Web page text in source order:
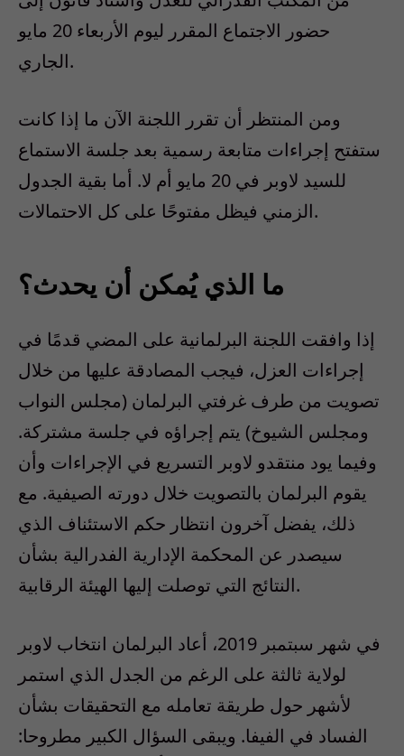
حضور الاجتماع المقرر ليوم الأربعاء 20 مايو
الجاري.
ومن المنتظر أن تقرر اللجنة الآن ما إذا كانت
ستفتح إجراءات متابعة رسمية بعد جلسة الاستماع
للسيد لاوبر في 20 مايو أم لا. أما بقية الجدول
الزمني فيظل مفتوحًا على كل الاحتمالات.
ما الذي يُمكن أن يحدث؟
إذا وافقت اللجنة البرلمانية على المضي قدمًا في
إجراءات العزل، فيجب المصادقة عليها من خلال
تصويت من طرف غرفتي البرلمان (مجلس النواب
ومجلس الشيوخ) يتم إجراؤه في جلسة مشتركة.
وفيما يود منتقدو لاوبر التسريع في الإجراءات وأن
يقوم البرلمان بالتصويت خلال دورته الصيفية. مع
ذلك، يفضل آخرون انتظار حكم الاستئناف الذي
سيصدر عن المحكمة الإدارية الفدرالية بشأن
النتائج التي توصلت إليها الهيئة الرقابية.
في شهر سبتمبر 2019، أعاد البرلمان انتخاب لاوبر
لولاية ثالثة على الرغم من الجدل الذي استمر
لأشهر حول طريقة تعامله مع التحقيقات بشأن
الفساد في الفيفا. ويبقى السؤال الكبير مطروحا: